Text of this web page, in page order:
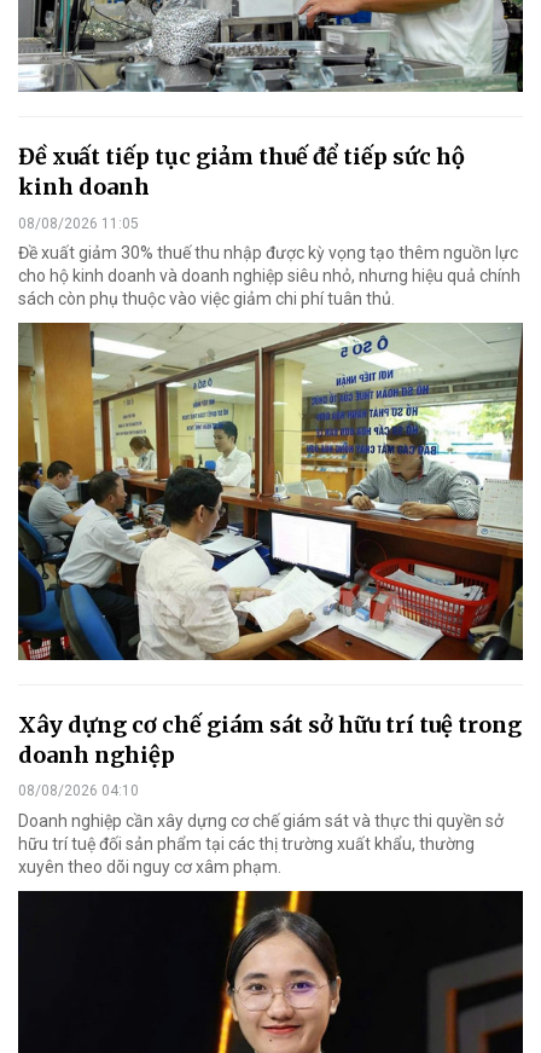
Đề xuất tiếp tục giảm thuế để tiếp sức hộ
kinh doanh
08/08/2026 11:05
Đề xuất giảm 30% thuế thu nhập được kỳ vọng tạo thêm nguồn lực
cho hộ kinh doanh và doanh nghiệp siêu nhỏ, nhưng hiệu quả chính
sách còn phụ thuộc vào việc giảm chi phí tuân thủ.
Xây dựng cơ chế giám sát sở hữu trí tuệ trong
doanh nghiệp
08/08/2026 04:10
Doanh nghiệp cần xây dựng cơ chế giám sát và thực thi quyền sở
hữu trí tuệ đối sản phẩm tại các thị trường xuất khẩu, thường
xuyên theo dõi nguy cơ xâm phạm.